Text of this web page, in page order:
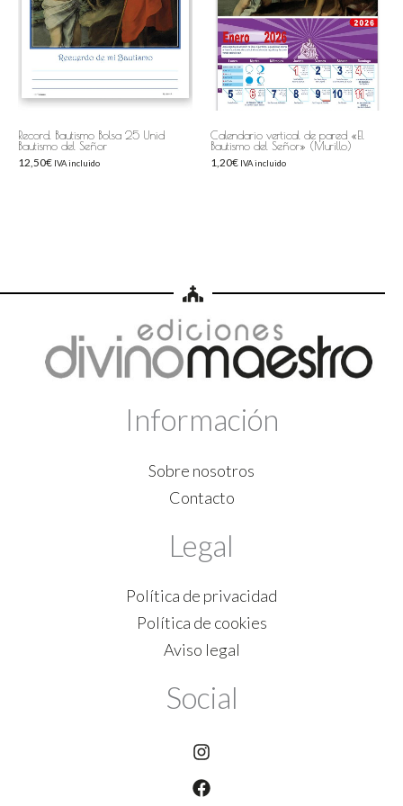
Record. Bautismo Bolsa 25 Unid
Bautismo del Señor
12,50€ IVA incluido
Calendario vertical de pared «El
Bautismo del Señor» (Murillo)
1,20€ IVA incluido
Información
Sobre nosotros
Contacto
Legal
Política de privacidad
Política de cookies
Aviso legal
Social
Instagram
Facebook